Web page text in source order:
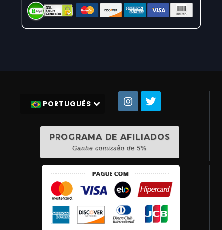
PORTUGUÊS
PROGRAMA DE AFILIADOS
Ganhe comissão de 5%